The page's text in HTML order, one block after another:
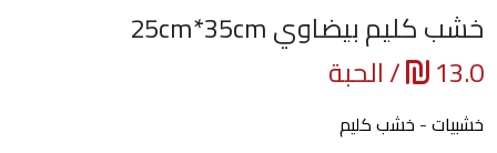
خشب كليم بيضاوي 25cm*35cm
13.0
/ الحبة
خشبيات- خشب كليم